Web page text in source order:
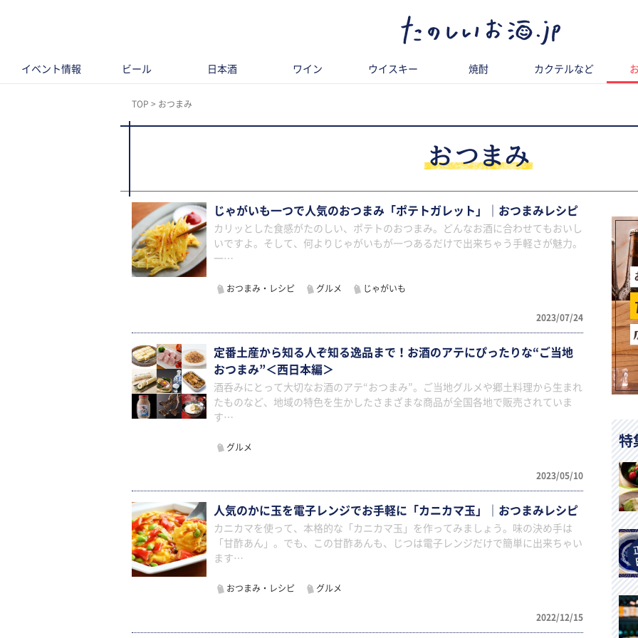
イベント情報 ビール 日本酒 ワイン ウイスキー 焼酎 カクテルなど
TOP おつまみ
おつまみ
じゃがいも一つで人気のおつまみ「ポテトガレット」｜おつまみレシピ
カリッとした食感がたのしい、ポテトのおつまみ。どんなお酒に合わせてもおいし
いですよ。そして、何よりじゃがいもが一つあるだけで出来ちゃう手軽さが魅力。
一…
おつまみ・レシピ グルメ じゃがいも
2023/07/24
定番土産から知る人ぞ知る逸品まで！お酒のアテにぴったりな“ご当地
おつまみ”＜西日本編＞
酒呑みにとって大切なお酒のアテ“おつまみ”。ご当地グルメや郷土料理から生まれ
たものなど、地域の特色を生かしたさまざまな商品が全国各地で販売されていま
す…
グルメ
2023/05/10
人気のかに玉を電子レンジでお手軽に「カニカマ玉」｜おつまみレシピ
カニカマを使って、本格的な「カニカマ玉」を作ってみましょう。味の決め手は
「甘酢あん」。でも、この甘酢あんも、じつは電子レンジだけで簡単に出来ちゃい
ます…
おつまみ・レシピ グルメ
2022/12/15
特